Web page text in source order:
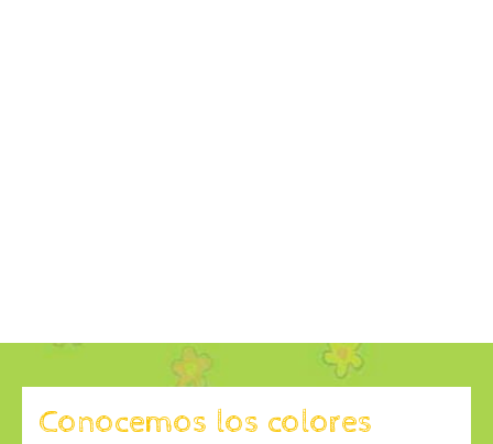
Conocemos los colores